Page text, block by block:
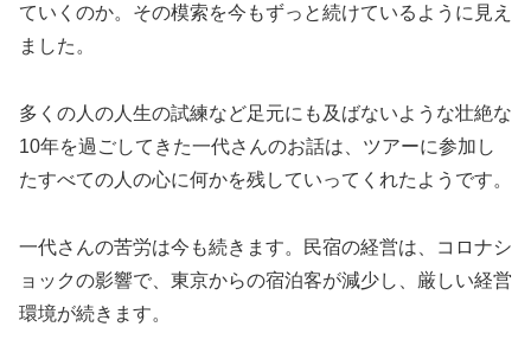
ていくのか。その模索を今もずっと続けているように見え
ました。
多くの人の人生の試練など足元にも及ばないような壮絶な
10年を過ごしてきた一代さんのお話は、ツアーに参加し
たすべての人の心に何かを残していってくれたようです。
一代さんの苦労は今も続きます。民宿の経営は、コロナシ
ョックの影響で、東京からの宿泊客が減少し、厳しい経営
環境が続きます。